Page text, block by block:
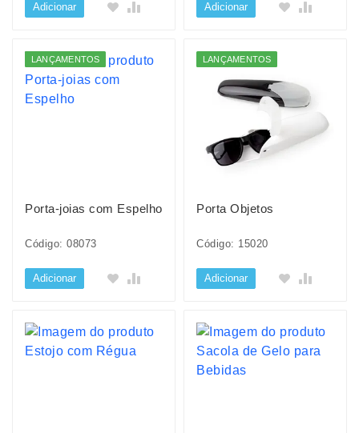
Adicionar Adicionar
LANÇAMENTOS
Porta-joias com Espelho
Código: 08073
Adicionar
LANÇAMENTOS
Porta Objetos
Código: 15020
Adicionar